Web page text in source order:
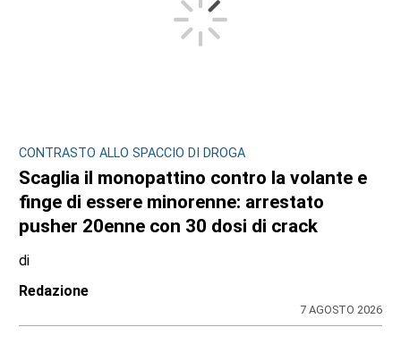
CONTRASTO ALLO SPACCIO DI DROGA
Scaglia il monopattino contro la volante e
finge di essere minorenne: arrestato
pusher 20enne con 30 dosi di crack
di
Redazione
7 AGOSTO 2026